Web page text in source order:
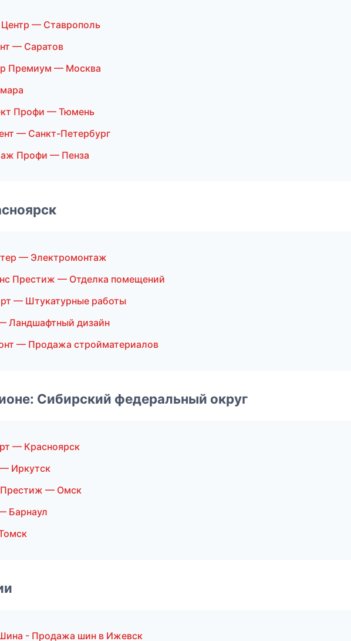
— Ставрополь
— Саратов
Премиум — Москва
Профи — Тюмень
— Санкт-Петербург
Профи — Пенза
— Электромонтаж
Престиж — Отделка помещений
— Штукатурные работы
Ландшафтный дизайн
— Продажа стройматериалов
Сибирский федеральный округ
— Красноярск
Иркутск
Престиж — Омск
Барнаул
- Продажа шин в Ижевск